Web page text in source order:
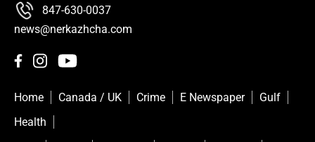
847-630-0037
news@nerkazhcha.com
Home Canada / UK Crime E Newspaper
Gulf
Health